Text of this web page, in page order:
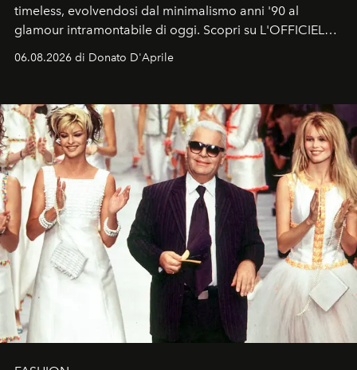
timeless, evolvendosi dal minimalismo anni '90 al
glamour intramontabile di oggi. Scopri su L'OFFICIEL
06.08.2026 di Donato D'Aprile